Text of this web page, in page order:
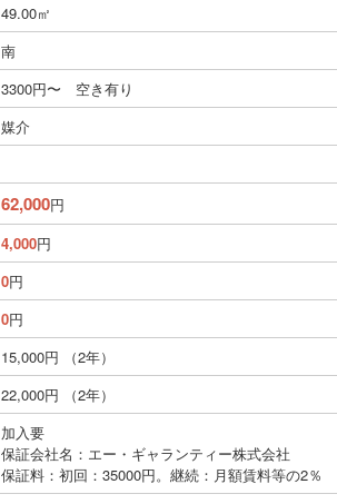
49.00㎡
南
3300円〜 空き有り
媒介
62,000円
4,000円
0円
0円
15,000円 （2年）
22,000円 （2年）
加入要
保証会社名：エー・ギャランティー株式会社
保証料：初回：35000円。継続：月額賃料等の2％